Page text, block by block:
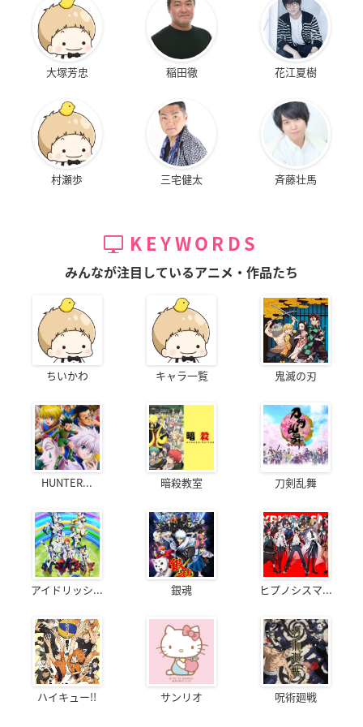
大塚芳忠 稲田徹 花江夏樹
村瀬歩 三宅健太 斉藤壮馬
KEYWORDS
みんなが注目しているアニメ・作品たち
ちいかわ キャラ一覧 鬼滅の刃
HUNTER... 暗殺教室 刀剣乱舞
アイドリッシ... 銀魂 ヒプノシスマ...
ハイキュー!! サンリオ 呪術廻戦